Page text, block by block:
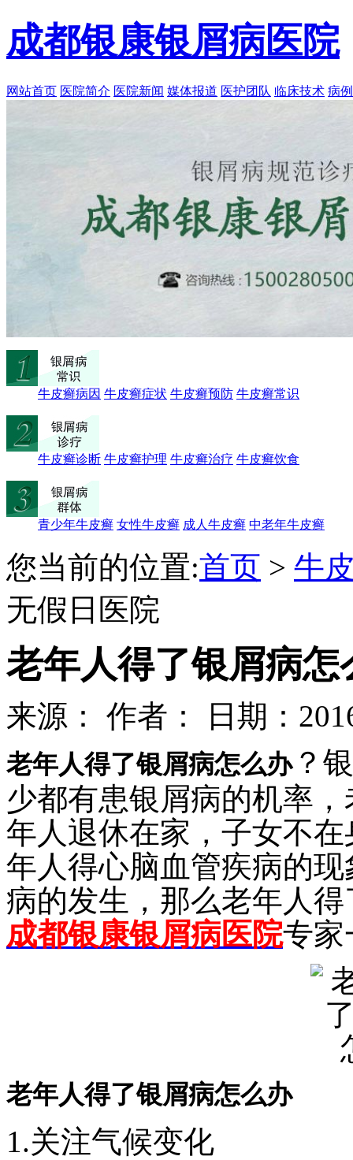
成都银康银屑病医院
网站首页 医院简介 医院新闻 媒体报道 医护团队 临床技术 病
牛皮癣病因 牛皮癣症状 牛皮癣预防 牛皮癣常识
牛皮癣诊断 牛皮癣护理 牛皮癣治疗 牛皮癣饮食
青少年牛皮癣 女性牛皮癣 成人牛皮癣 中老年牛皮癣
您当前的位置:首页 > 牛
无假日医院
老年人得了银屑病怎
来源： 作者： 日期：
老年人得了银屑病怎么办？
少都有患银屑病的机率
年人退休在家，子女不
年人得心脑血管疾病的
病的发生，那么老年人
成都银康银屑病医院专家
老年人得了银屑病怎么办
1.关注气候变化